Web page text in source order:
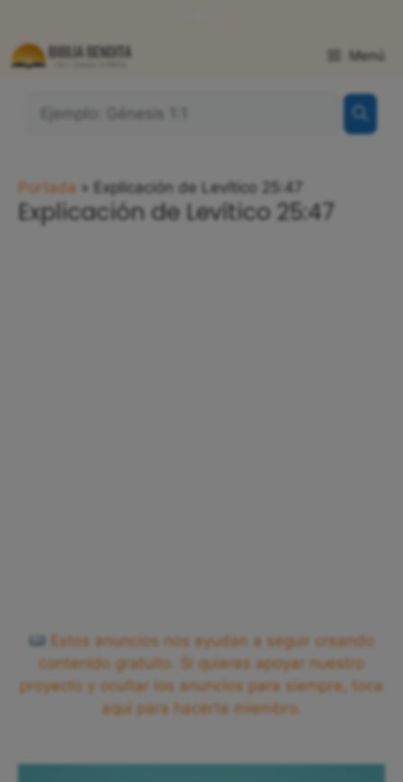
contenido
Menú
Portada » Explicación de Levítico 25:47
Explicación de Levítico 25:47
Estos anuncios nos ayudan a seguir creando
contenido gratuito. Si quieres apoyar nuestro
proyecto y ocultar los anuncios para siempre, toca
aquí para hacerte miembro.